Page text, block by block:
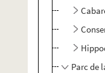
Parc de